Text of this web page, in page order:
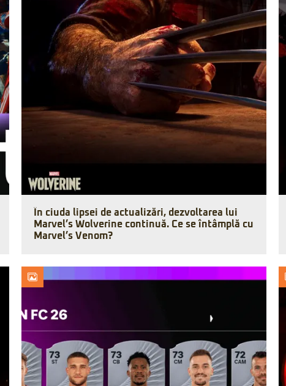
În ciuda lipsei de actualizări, dezvoltarea lui
Marvel’s Wolverine continuă. Ce se întâmplă cu
Marvel’s Venom?